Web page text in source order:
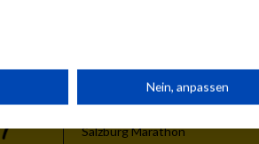
Vienna City Marathon
Salzburg Marathon
Nein, anpassen